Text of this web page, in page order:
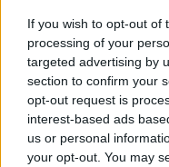
If you wish to opt-out of
processing of your
targeted advertising by
section to confirm your
opt-out request is
interest-based ads
us or personal
your opt-out. You may